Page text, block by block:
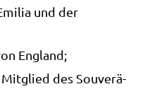
und der
England;
Mit­glied des Sou­ve­rä­